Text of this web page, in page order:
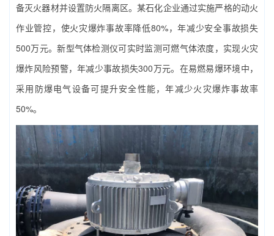
备灭火器材并设置防火隔离区。某石化企业通过实施严格的动火
作业管控，使火灾爆炸事故率降低80%，年减少安全事故损失
500万元。新型气体检测仪可实时监测可燃气体浓度，实现火灾
爆炸风险预警，年减少事故损失300万元。在易燃易爆环境中，
采用防爆电气设备可提升安全性能，年减少火灾爆炸事故率
50%。